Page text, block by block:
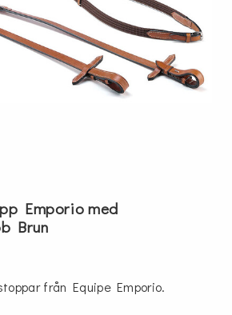
Emporio med
Brun
från Equipe Emporio.